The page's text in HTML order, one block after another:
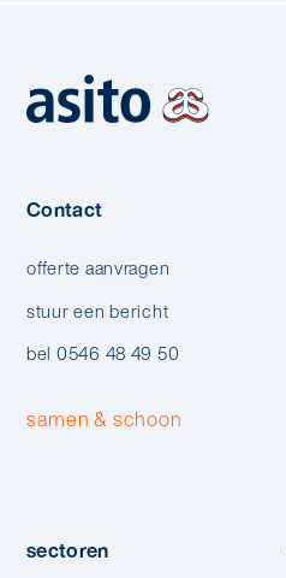
Contact
offerte aanvragen
stuur een bericht
bel 0546 48 49 50
samen & schoon
sectoren